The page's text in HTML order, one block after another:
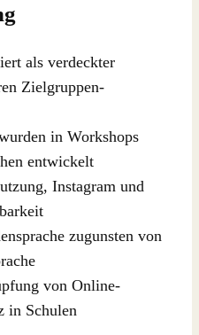
als verdeckter
Zielgruppen-
in Workshops
entwickelt
Instagram und
zugunsten von
von Online-
in Schulen